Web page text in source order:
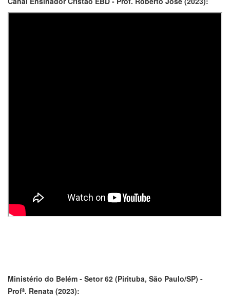
Ministério do Belém - Setor 62 (Pirituba, São Paulo/SP) -
Profª. Renata (2023):